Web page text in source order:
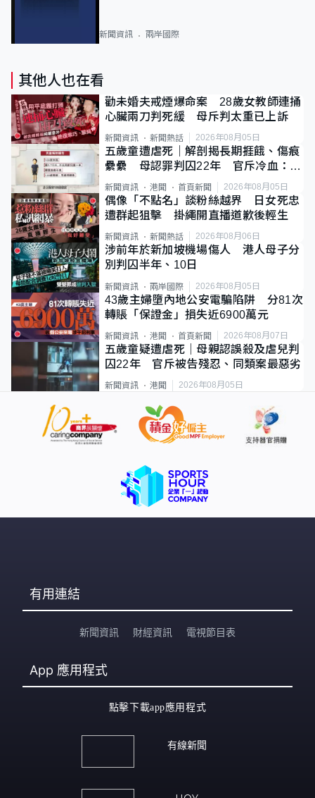
新聞資訊 兩岸國際
其他人也在看
勸未婚夫戒煙爆命案 28歲女教師連捅
心臟兩刀判死緩 母斥判太重已上訴
新聞資訊 新聞熱話 2026年08月05日
五歲童遭虐死｜解剖揭長期捱餓、傷痕
纍纍 母認罪判囚22年 官斥冷血：同
類案最惡劣
新聞資訊 港聞 首頁新聞 2026年08月05日
偶像「不點名」談粉絲越界 日女死忠
遭群起狙擊 掛繩開直播道歉後輕生
新聞資訊 新聞熱話 2026年08月06日
涉前年於新加坡機場傷人 港人母子分
別判囚半年、10日
新聞資訊 兩岸國際 2026年08月05日
43歲主婦墮內地公安電騙陷阱 分81次
轉賬「保證金」損失近6900萬元
新聞資訊 港聞 首頁新聞 2026年08月07日
五歲童疑遭虐死｜母親認誤殺及虐兒判
囚22年 官斥被告殘忍、同類案最惡劣
新聞資訊 港聞 2026年08月05日
有用連結
新聞資訊 財經資訊 電視節目表
App 應用程式
點擊下載app應用程式
有線新聞